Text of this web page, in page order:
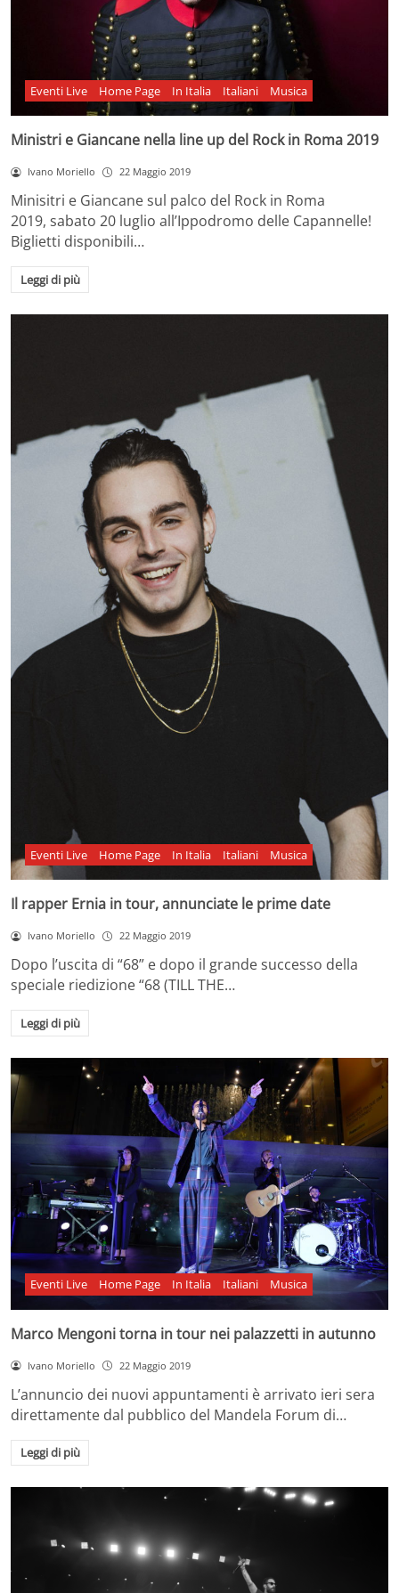
Eventi Live Home Page In Italia Italiani Musica
Ministri e Giancane nella line up del Rock in Roma 2019
Ivano Moriello 22 Maggio 2019
Minisitri e Giancane sul palco del Rock in Roma
2019, sabato 20 luglio all’Ippodromo delle Capannelle!
Biglietti disponibili…
Leggi di più
Eventi Live Home Page In Italia Italiani Musica
Il rapper Ernia in tour, annunciate le prime date
Ivano Moriello 22 Maggio 2019
Dopo l’uscita di “68” e dopo il grande successo della
speciale riedizione “68 (TILL THE…
Leggi di più
Eventi Live Home Page In Italia Italiani Musica
Marco Mengoni torna in tour nei palazzetti in autunno
Ivano Moriello 22 Maggio 2019
L’annuncio dei nuovi appuntamenti è arrivato ieri sera
direttamente dal pubblico del Mandela Forum di…
Leggi di più